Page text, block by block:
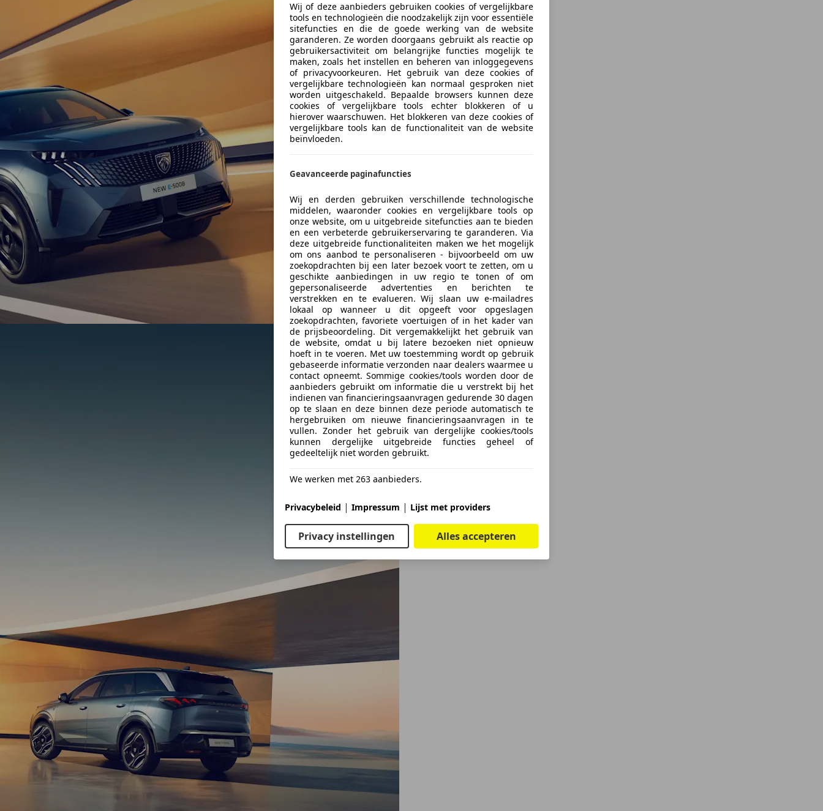
Wij of deze aanbieders gebruiken cookies of vergelijkbare
tools en technologieën die noodzakelijk zijn voor essentiële
sitefuncties en die de goede werking van de website
garanderen. Ze worden doorgaans gebruikt als reactie op
gebruikersactiviteit om belangrijke functies mogelijk te
maken, zoals het instellen en beheren van inloggegevens
of privacyvoorkeuren. Het gebruik van deze cookies of
vergelijkbare technologieën kan normaal gesproken niet
worden uitgeschakeld. Bepaalde browsers kunnen deze
cookies of vergelijkbare tools echter blokkeren of u
hierover waarschuwen. Het blokkeren van deze cookies of
vergelijkbare tools kan de functionaliteit van de website
beïnvloeden.
Geavanceerde paginafuncties
Wij en derden gebruiken verschillende technologische
middelen, waaronder cookies en vergelijkbare tools op
onze website, om u uitgebreide sitefuncties aan te bieden
en een verbeterde gebruikerservaring te garanderen. Via
deze uitgebreide functionaliteiten maken we het mogelijk
om ons aanbod te personaliseren - bijvoorbeeld om uw
zoekopdrachten bij een later bezoek voort te zetten, om u
geschikte aanbiedingen in uw regio te tonen of om
gepersonaliseerde advertenties en berichten te
verstrekken en te evalueren. Wij slaan uw e-mailadres
lokaal op wanneer u dit opgeeft voor opgeslagen
zoekopdrachten, favoriete voertuigen of in het kader van
de prijsbeoordeling. Dit vergemakkelijkt het gebruik van
de website, omdat u bij latere bezoeken niet opnieuw
hoeft in te voeren. Met uw toestemming wordt op gebruik
gebaseerde informatie verzonden naar dealers waarmee u
contact opneemt. Sommige cookies/tools worden door de
aanbieders gebruikt om informatie die u verstrekt bij het
indienen van financieringsaanvragen gedurende 30 dagen
op te slaan en deze binnen deze periode automatisch te
hergebruiken om nieuwe financieringsaanvragen in te
vullen. Zonder het gebruik van dergelijke cookies/tools
kunnen dergelijke uitgebreide functies geheel of
gedeeltelijk niet worden gebruikt.
We werken met 263 aanbieders.
Privacybeleid | Impressum | Lijst met providers
Privacy instellingen Alles accepteren